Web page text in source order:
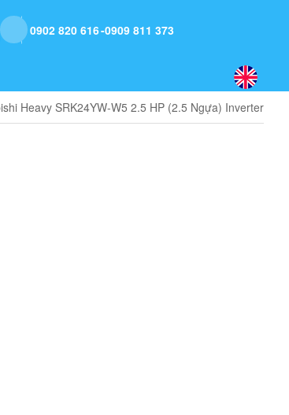
0902 820 616 0909 811 373
Heavy SRK24YW-W5 2.5 HP (2.5 Ngựa) Inverter